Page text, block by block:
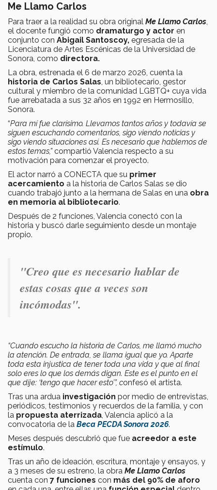
Me Llamo Carlos
Para traer a la realidad su obra original Me Llamo Carlos,
el docente fungió como dramaturgo y actor en
conjunto con Abigail Santoscoy, egresada de la
Licenciatura de Artes Escénicas de la Universidad de
Sonora, como directora.
La obra, estrenada el 6 de marzo 2026, cuenta la
historia de Carlos Salas, un bibliotecario, gestor
cultural y miembro de la comunidad LGBTQ+ cuya vida
fue arrebatada a sus 32 años en 1992 en Hermosillo,
Sonora.
“Para mí fue clarísimo. Llevamos tantos años y todavía se
siguen escuchando comentarios, sigo viendo noticias y
sigo viendo situaciones así. Es necesario que hablemos de
estos temas,”compartió Valencia respecto a su
motivación para comenzar el proyecto.
El actor narró a CONECTA que su primer
acercamiento a la historia de Carlos Salas se dio
cuando trabajó junto a la hermana de Salas en una obra
en memoria al bibliotecario.
Después de 2 funciones, Valencia conectó con la
historia y buscó darle seguimiento desde un montaje
propio.
"Creo que es necesario hablar de
estas cosas que a veces son
incómodas".
“Cuando escucho la historia de Carlos, me llamó mucho
la atención. De entrada, se llama igual que yo. Aparte
toda esta injustica de tener toda una vida y que al final
solo eres lo que los demás digan. Este es el punto en el
que dije: ‘tengo que hacer esto’”, confesó el artista.
Tras una ardua investigación por medio de entrevistas,
periódicos, testimonios y recuerdos de la familia, y con
la propuesta aterrizada, Valencia aplicó a la
convocatoria de la Beca PECDA Sonora 2026.
Meses después descubrió que fue acreedor a este
estímulo.
Tras un año de ideación, escritura, montaje y ensayos, y
a 3 meses de su estreno, la obra Me Llamo Carlos
cuenta con 7 funciones con más del 90% de aforo